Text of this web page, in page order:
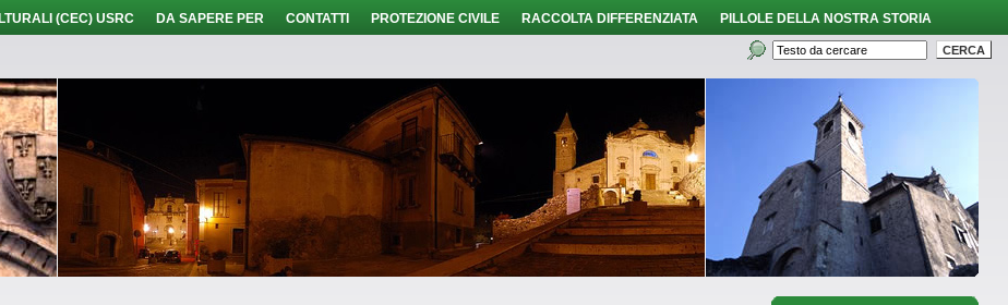
(CEC) USRC DA SAPERE PER CONTATTI PROTEZIONE CIVILE RACCOLTA DIFFERENZIATA PILLOLE DELLA NOSTRA STORIA